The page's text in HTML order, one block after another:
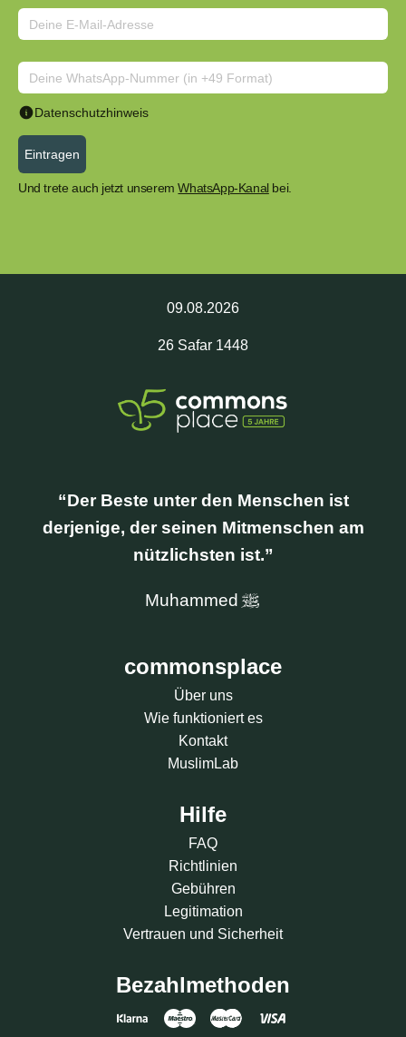
Datenschutzhinweis
Eintragen
Und trete auch jetzt unserem WhatsApp-Kanal bei.
09.08.2026
26 Safar 1448
CrowdFunding
Der Beste unter den Menschen ist
derjenige, der seinen Mitmenschen am
nützlichsten ist.
Muhammed
commonsplace
Über uns
Wie funktioniert es
Kontakt
MuslimLab
Hilfe
FAQ
Richtlinien
Gebühren
Legitimation
Vertrauen und Sicherheit
Bezahlmethoden